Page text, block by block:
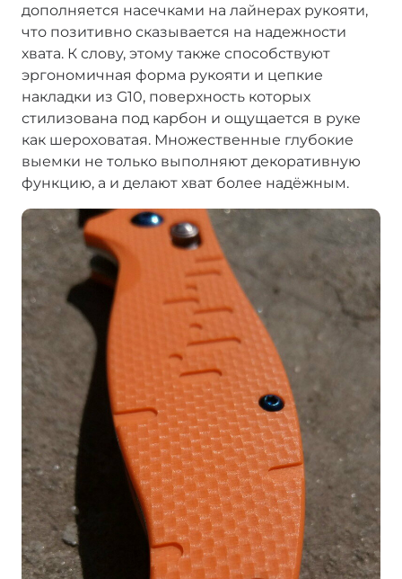
дополняется насечками на лайнерах рукояти,
что позитивно сказывается на надежности
хвата. К слову, этому также способствуют
эргономичная форма рукояти и цепкие
накладки из G10, поверхность которых
стилизована под карбон и ощущается в руке
как шероховатая. Множественные глубокие
выемки не только выполняют декоративную
функцию, а и делают хват более надёжным.